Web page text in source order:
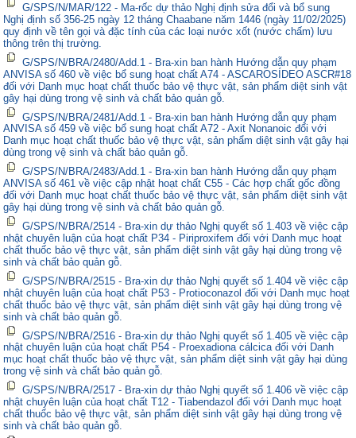
G/SPS/N/MAR/122 - Ma-rốc dự thảo Nghị định sửa đổi và bổ sung
Nghị định số 356-25 ngày 12 tháng Chaabane năm 1446 (ngày 11/02/2025)
quy định về tên gọi và đặc tính của các loại nước xốt (nước chấm) lưu
thông trên thị trường.
G/SPS/N/BRA/2480/Add.1 - Bra-xin ban hành Hướng dẫn quy phạm
ANVISA số 460 về việc bổ sung hoạt chất A74 - ASCAROSÍDEO ASCR#18
đối với Danh mục hoạt chất thuốc bảo vệ thực vật, sản phẩm diệt sinh vật
gây hại dùng trong vệ sinh và chất bảo quản gỗ.
G/SPS/N/BRA/2481/Add.1 - Bra-xin ban hành Hướng dẫn quy phạm
ANVISA số 459 về việc bổ sung hoạt chất A72 - Axit Nonanoic đối với
Danh mục hoạt chất thuốc bảo vệ thực vật, sản phẩm diệt sinh vật gây hại
dùng trong vệ sinh và chất bảo quản gỗ.
G/SPS/N/BRA/2483/Add.1 - Bra-xin ban hành Hướng dẫn quy phạm
ANVISA số 461 về việc cập nhật hoạt chất C55 - Các hợp chất gốc đồng
đối với Danh mục hoạt chất thuốc bảo vệ thực vật, sản phẩm diệt sinh vật
gây hại dùng trong vệ sinh và chất bảo quản gỗ.
G/SPS/N/BRA/2514 - Bra-xin dự thảo Nghị quyết số 1.403 về việc cập
nhật chuyên luận của hoạt chất P34 - Piriproxifem đối với Danh mục hoạt
chất thuốc bảo vệ thực vật, sản phẩm diệt sinh vật gây hại dùng trong vệ
sinh và chất bảo quản gỗ.
G/SPS/N/BRA/2515 - Bra-xin dự thảo Nghị quyết số 1.404 về việc cập
nhật chuyên luận của hoạt chất P53 - Protioconazol đối với Danh mục hoạt
chất thuốc bảo vệ thực vật, sản phẩm diệt sinh vật gây hại dùng trong vệ
sinh và chất bảo quản gỗ.
G/SPS/N/BRA/2516 - Bra-xin dự thảo Nghị quyết số 1.405 về việc cập
nhật chuyên luận của hoạt chất P54 - Proexadiona cálcica đối với Danh
mục hoạt chất thuốc bảo vệ thực vật, sản phẩm diệt sinh vật gây hại dùng
trong vệ sinh và chất bảo quản gỗ.
G/SPS/N/BRA/2517 - Bra-xin dự thảo Nghị quyết số 1.406 về việc cập
nhật chuyên luận của hoạt chất T12 - Tiabendazol đối với Danh mục hoạt
chất thuốc bảo vệ thực vật, sản phẩm diệt sinh vật gây hại dùng trong vệ
sinh và chất bảo quản gỗ.